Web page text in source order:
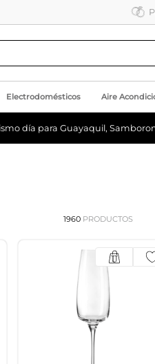
Electrodomésticos Aire
día para Guayaquil,
1960 PRODUCTOS